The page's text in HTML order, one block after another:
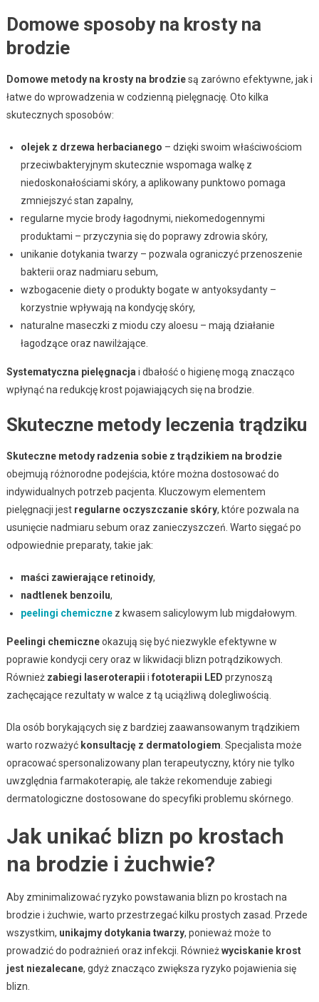
Domowe sposoby na krosty na
brodzie
Domowe metody na krosty na brodziesą zarówno efektywne, jak i
łatwe do wprowadzenia w codzienną pielęgnację. Oto kilka
skutecznych sposobów:
olejek z drzewa herbacianego – dzięki swoim właściwościom
przeciwbakteryjnym skutecznie wspomaga walkę z
niedoskonałościami skóry, a aplikowany punktowo pomaga
zmniejszyć stan zapalny,
regularne mycie brody łagodnymi, niekomedogennymi
produktami – przyczynia się do poprawy zdrowia skóry,
unikanie dotykania twarzy – pozwala ograniczyć przenoszenie
bakterii oraz nadmiaru sebum,
wzbogacenie diety o produkty bogate w antyoksydanty –
korzystnie wpływają na kondycję skóry,
naturalne maseczki z miodu czy aloesu – mają działanie
łagodzące oraz nawilżające.
Systematyczna pielęgnacjai dbałość o higienę mogą znacząco
wpłynąć na redukcję krost pojawiających się na brodzie.
Skuteczne metody leczenia trądziku
Skuteczne metody radzenia sobie z trądzikiem na brodzie
obejmują różnorodne podejścia, które można dostosować do
indywidualnych potrzeb pacjenta. Kluczowym elementem
pielęgnacji jest regularne oczyszczanie skóry, które pozwala na
usunięcie nadmiaru sebum oraz zanieczyszczeń. Warto sięgać po
odpowiednie preparaty, takie jak:
maści zawierające retinoidy,
nadtlenek benzoilu,
peelingi chemicznez kwasem salicylowym lub migdałowym.
Peelingi chemiczneokazują się być niezwykle efektywne w
poprawie kondycji cery oraz w likwidacji blizn potrądzikowych.
Również zabiegi laseroterapii i fototerapii LED przynoszą
zachęcające rezultaty w walce z tą uciążliwą dolegliwością.
Dla osób borykających się z bardziej zaawansowanym trądzikiem
warto rozważyć konsultację z dermatologiem. Specjalista może
opracować spersonalizowany plan terapeutyczny, który nie tylko
uwzględnia farmakoterapię, ale także rekomenduje zabiegi
dermatologiczne dostosowane do specyfiki problemu skórnego.
Jak unikać blizn po krostach
na brodzie i żuchwie?
Aby zminimalizować ryzyko powstawania blizn po krostach na
brodzie i żuchwie, warto przestrzegać kilku prostych zasad. Przede
wszystkim, unikajmy dotykania twarzy, ponieważ może to
prowadzić do podrażnień oraz infekcji. Równieżwyciskanie krost
jest niezalecane, gdyż znacząco zwiększa ryzyko pojawienia się
blizn.